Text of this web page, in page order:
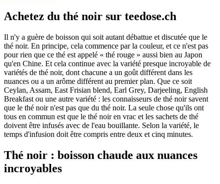
Achetez du thé noir sur teedose.ch
Il n'y a guère de boisson qui soit autant débattue et discutée que le
thé noir. En principe, cela commence par la couleur, et ce n'est pas
pour rien que ce thé est appelé « thé rouge » aussi bien au Japon
qu'en Chine. Et cela continue avec la variété presque incroyable de
variétés de thé noir, dont chacune a un goût différent dans les
nuances ou a un arôme différent au premier plan. Que ce soit
Ceylan, Assam, East Frisian blend, Earl Grey, Darjeeling, English
Breakfast ou une autre variété : les connaisseurs de thé noir savent
que le thé noir n'est pas que du thé noir. La seule chose qu'ils ont
tous en commun est que le thé noir en vrac et les sachets de thé
doivent être infusés avec de l'eau bouillante. Selon la variété, le
temps d'infusion doit être compris entre deux et cinq minutes.
Thé noir : boisson chaude aux nuances
incroyables